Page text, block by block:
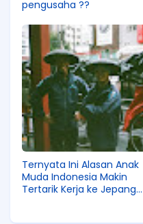
pengusaha ??
Ternyata Ini Alasan Anak
Muda Indonesia Makin
Tertarik Kerja ke Jepang